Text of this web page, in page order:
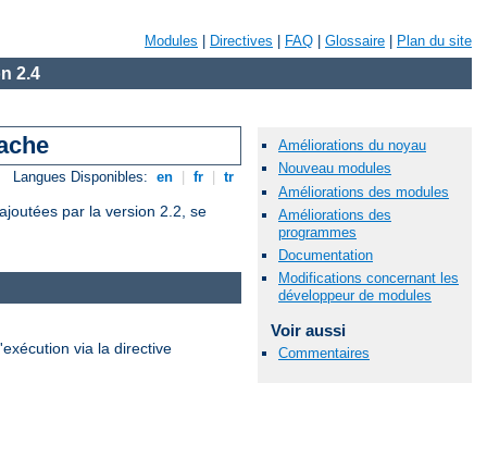
Modules Directives FAQ Glossaire Plan du site
2.4
Langues Disponibles: en fr tr
par la version 2.2, se
Améliorations du noyau
Nouveau modules
Améliorations des modules
Améliorations des
programmes
Documentation
Modifications concernant les
développeur de modules
Voir aussi
Commentaires
via la directive